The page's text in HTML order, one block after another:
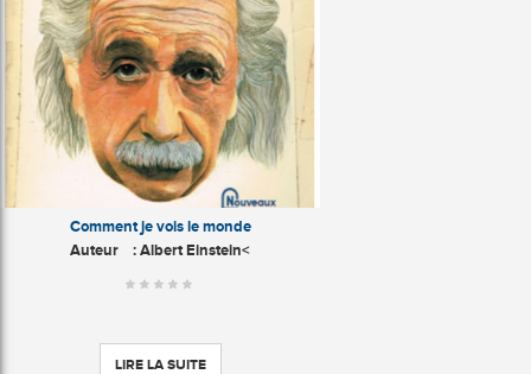
Comment je vois le monde
Auteur : Albert Einstein<
LIRE LA SUITE